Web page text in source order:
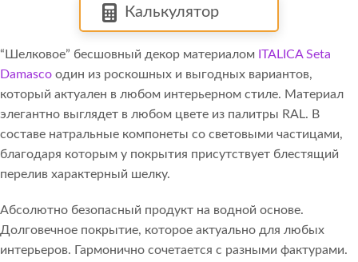
Калькулятор
“Шелковое” бесшовный декор материалом ITALICA Seta
Damasco один из роскошных и выгодных вариантов,
который актуален в любом интерьерном стиле. Материал
элегантно выглядет в любом цвете из палитры RAL. В
составе натральные компонеты со световыми частицами,
благодаря которым у покрытия присутствует блестящий
перелив характерный шелку.
Абсолютно безопасный продукт на водной основе.
Долговечное покрытие, которое актуально для любых
интерьеров. Гармонично сочетается с разными фактурами.